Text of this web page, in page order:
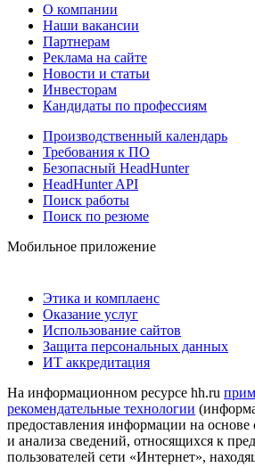
О компании
Наши вакансии
Партнерам
Реклама на сайте
Новости и статьи
Инвесторам
Кандидаты по профессиям
Производственный календарь
Требования к ПО
Безопасный HeadHunter
HeadHunter API
Поиск работы
Поиск по резюме
Мобильное приложение
Этика и комплаенс
Оказание услуг
Использование сайтов
Защита персональных данных
ИТ аккредитация
На информационном ресурсе hh.ru
рекомендательные технологии
предоставления информации на основе
и анализа сведений, относящихся к
пользователей сети «Интернет»,